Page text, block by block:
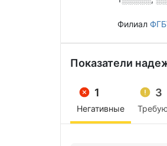
Филиал
Показатели
1
Негативные
3